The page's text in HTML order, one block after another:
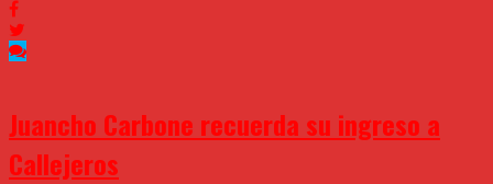
Juancho Carbone recuerda su ingreso a
Callejeros